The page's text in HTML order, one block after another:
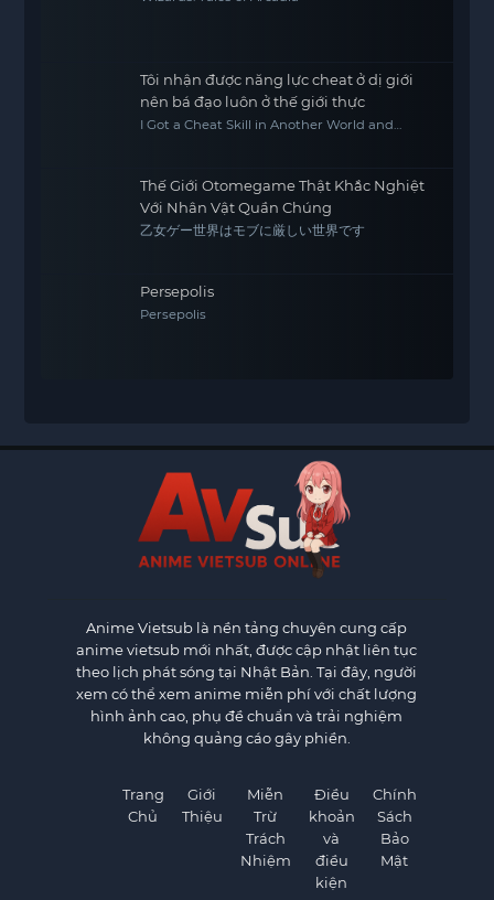
Tôi nhận được năng lực cheat ở dị giới
nên bá đạo luôn ở thế giới thực
I Got a Cheat Skill in Another World and
Thế Giới Otomegame Thật Khắc Nghiệt
Với Nhân Vật Quần Chúng
乙女ゲー世界はモブに厳しい世界です
Persepolis
Persepolis
Anime Vietsub là nền tảng chuyên cung cấp
anime vietsub mới nhất, được cập nhật liên tục
theo lịch phát sóng tại Nhật Bản. Tại đây, người
xem có thể xem anime miễn phí với chất lượng
hình ảnh cao, phụ đề chuẩn và trải nghiệm
không quảng cáo gây phiền.
Trang
Chủ
Giới
Thiệu
Miễn
Trừ
Trách
Nhiệm
Điều
khoản
và
điều
kiện
Chính
Sách
Bảo
Mật